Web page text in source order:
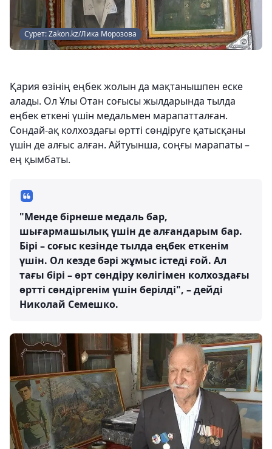
Сурет: Zakon.kz/Лика Морозова
Қария өзінің еңбек жолын да мақтанышпен еске
алады. Ол Ұлы Отан соғысы жылдарында тылда
еңбек еткені үшін медальмен марапатталған.
Сондай-ақ колхоздағы өртті сөндіруге қатысқаны
үшін де алғыс алған. Айтуынша, соңғы марапаты –
ең қымбаты.
"Менде бірнеше медаль бар,
шығармашылық үшін де алғандарым бар.
Бірі – соғыс кезінде тылда еңбек еткенім
үшін. Ол кезде бәрі жұмыс істеді ғой. Ал
тағы бірі – өрт сөндіру көлігімен колхоздағы
өртті сөндіргенім үшін берілді", – дейді
Николай Семешко.